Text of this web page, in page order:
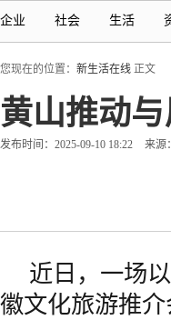
企业 社会 生活
您现在的位置： 新生活在线 正文
黄山推动
发布时间：2025-09-10 18:22 来源
近日，一场
徽文化旅游推